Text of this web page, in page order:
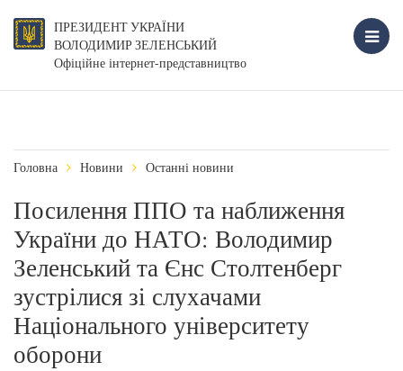
ПРЕЗИДЕНТ УКРАЇНИ
ВОЛОДИМИР ЗЕЛЕНСЬКИЙ
Офіційне інтернет-представництво
Головна Новини Останні новини
Посилення ППО та наближення
України до НАТО: Володимир
Зеленський та Єнс Столтенберг
зустрілися зі слухачами
Національного університету
оборони